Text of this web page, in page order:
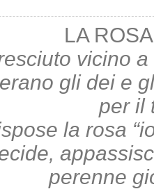
LA
vicino
gli dei e
per il
la rosa
perenne